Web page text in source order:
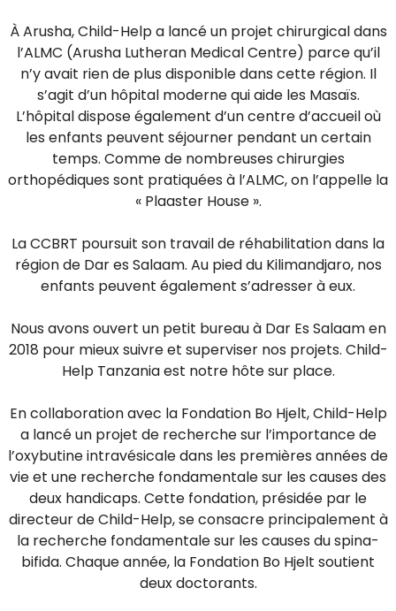
À Arusha, Child-Help a lancé un projet chirurgical dans
l’ALMC (Arusha Lutheran Medical Centre) parce qu’il
n’y avait rien de plus disponible dans cette région. Il
s’agit d’un hôpital moderne qui aide les Masaïs.
L’hôpital dispose également d’un centre d’accueil où
les enfants peuvent séjourner pendant un certain
temps. Comme de nombreuses chirurgies
orthopédiques sont pratiquées à l’ALMC, on l’appelle la
« Plaaster House ».
La CCBRT poursuit son travail de réhabilitation dans la
région de Dar es Salaam. Au pied du Kilimandjaro, nos
enfants peuvent également s’adresser à eux.
Nous avons ouvert un petit bureau à Dar Es Salaam en
2018 pour mieux suivre et superviser nos projets. Child-
Help Tanzania est notre hôte sur place.
En collaboration avec la Fondation Bo Hjelt, Child-Help
a lancé un projet de recherche sur l’importance de
l’oxybutine intravésicale dans les premières années de
vie et une recherche fondamentale sur les causes des
deux handicaps. Cette fondation, présidée par le
directeur de Child-Help, se consacre principalement à
la recherche fondamentale sur les causes du spina-
bifida. Chaque année, la Fondation Bo Hjelt soutient
deux doctorants.